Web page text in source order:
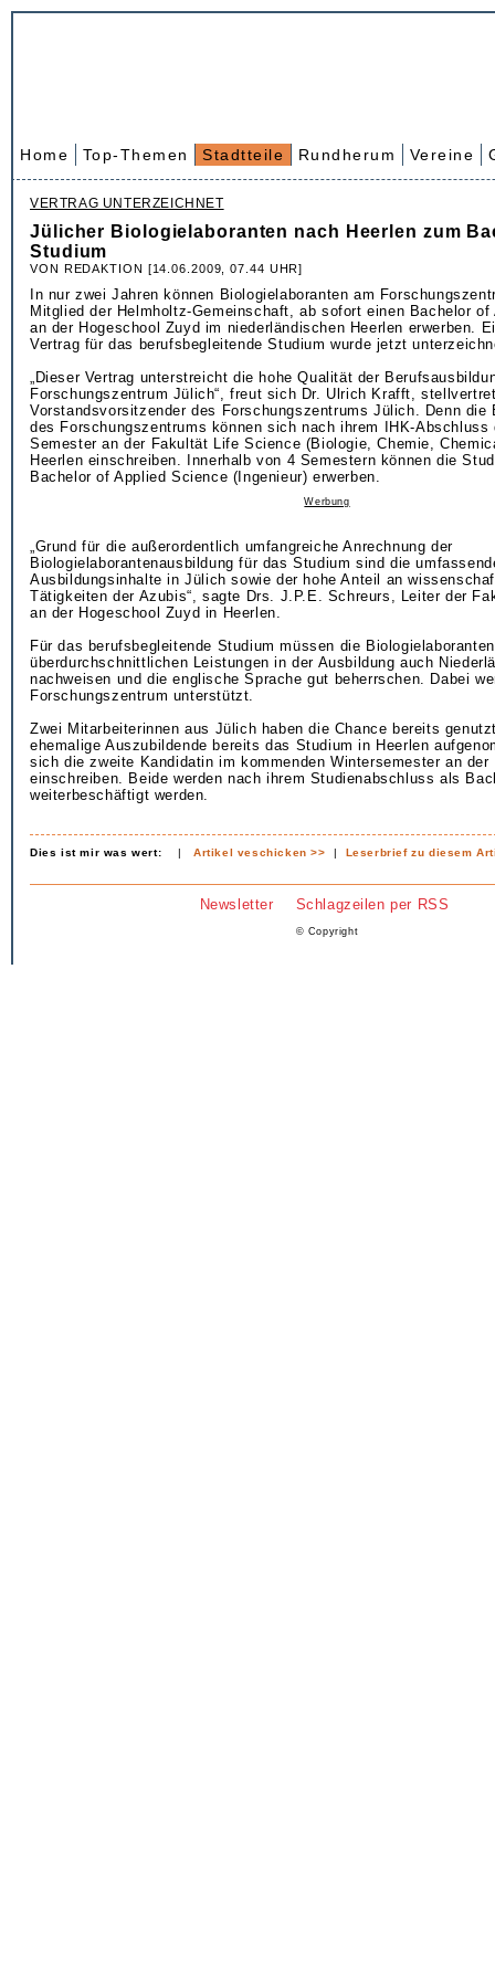
Home Top-Themen Stadtteile Rundherum Vereine
VERTRAG UNTERZEICHNET
Jülicher Biologielaboranten nach Heerlen zum
Studium
VON REDAKTION [14.06.2009, 07.44 UHR]
In nur zwei Jahren können Biologielaboranten am
Mitglied der Helmholtz-Gemeinschaft, ab sofort einen Bachelor of
an der Hogeschool Zuyd im niederländischen Heerlen erwerben.
Vertrag für das berufsbegleitende Studium wurde jetzt
„Dieser Vertrag unterstreicht die hohe Qualität der
Forschungszentrum Jülich“, freut sich Dr. Ulrich Krafft,
Vorstandsvorsitzender des Forschungszentrums Jülich. Denn die
des Forschungszentrums können sich nach ihrem IHK-
Semester an der Fakultät Life Science (Biologie, Chemie,
Heerlen einschreiben. Innerhalb von 4 Semestern können die
Bachelor of Applied Science (Ingenieur) erwerben.
Werbung
„Grund für die außerordentlich umfangreiche Anrechnung der
Biologielaborantenausbildung für das Studium sind die
Ausbildungsinhalte in Jülich sowie der hohe Anteil an
Tätigkeiten der Azubis“, sagte Drs. J.P.E. Schreurs, Leiter der
an der Hogeschool Zuyd in Heerlen.
Für das berufsbegleitende Studium müssen die
überdurchschnittlichen Leistungen in der Ausbildung auch
nachweisen und die englische Sprache gut beherrschen. Dabei
Forschungszentrum unterstützt.
Zwei Mitarbeiterinnen aus Jülich haben die Chance bereits
ehemalige Auszubildende bereits das Studium in Heerlen
sich die zweite Kandidatin im kommenden Wintersemester an der
einschreiben. Beide werden nach ihrem Studienabschluss als
weiterbeschäftigt werden.
Dies ist mir was wert: |Artikel veschicken >> | Leserbrief zu diesem
Newsletter Schlagzeilen per RSS
© Copyright